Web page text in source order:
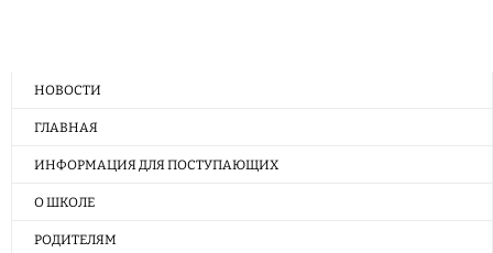
НОВОСТИ
ГЛАВНАЯ
ИНФОРМАЦИЯ ДЛЯ ПОСТУПАЮЩИХ
О ШКОЛЕ
РОДИТЕЛЯМ